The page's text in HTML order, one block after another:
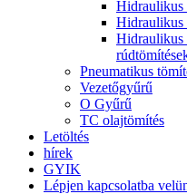
Hidraulikus
Hidraulikus
Hidraulikus
Pneumatikus
Vezetőgyűrű
O Gyűrű
TC olajtömítés
Letöltés
hírek
GYIK
Lépjen kapcsolatba